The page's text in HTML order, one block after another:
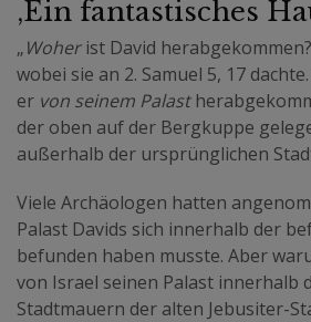
‚Ein fantastisches
„Woherist David
wobei sie an 2. Samuel 5, 17
er von seinem Palast
der oben auf der Bergkuppe
außerhalb der ursprünglichen
Viele Archäologen hatten
Palast Davids sich innerhalb der
befunden haben musste. Aber
von Israel seinen Palast innerhalb
Stadtmauern der alten Jebusiter-